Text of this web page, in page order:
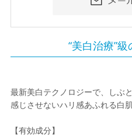
“美白治療”
最新美白テクノロジーで、しぶ
感じさせないハリ感あふれる白
【有効成分】